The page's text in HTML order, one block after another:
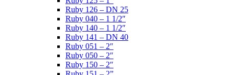
Ruby 126 – DN 25
Ruby 040 – 1 1/2″
Ruby 140 – 1 1/2″
Ruby 141 – DN 40
Ruby 051 – 2″
Ruby 050 – 2″
Ruby 150 – 2″